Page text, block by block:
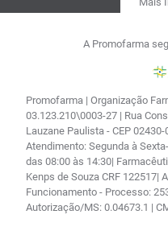
A Promofarma
Promofarma | Organização
03.123.210\0003-27 | Rua
Lauzane Paulista - CEP
Atendimento: Segunda à
das 08:00 às 14:30|
Kenps de Souza CRF 122517|
Funcionamento - Processo:
Autorização/MS: 0.04673.1 |